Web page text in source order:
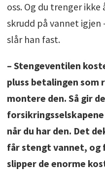
oss. Og du trenger
skrudd på vannet igjen
slår han fast.
– Stengeventilen
pluss betalingen som
montere den. Så gir
når du har den. Det
får stengt vannet, og
slipper de enorme